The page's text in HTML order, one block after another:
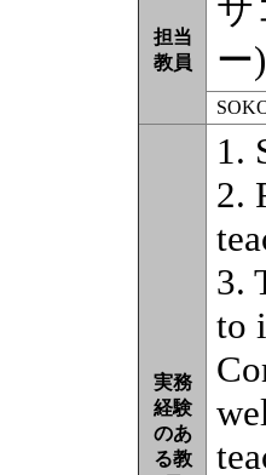
担当
教員
サ
ー
実務
経験
のあ
る教
1.
2.
3.
to